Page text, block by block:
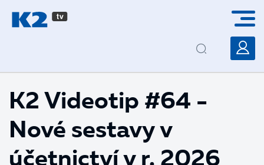
K2 Videotip #64 -
Nové sestavy v
účetnictví v r. 2026